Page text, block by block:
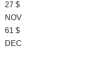
27 $
NOV
61 $
DEC